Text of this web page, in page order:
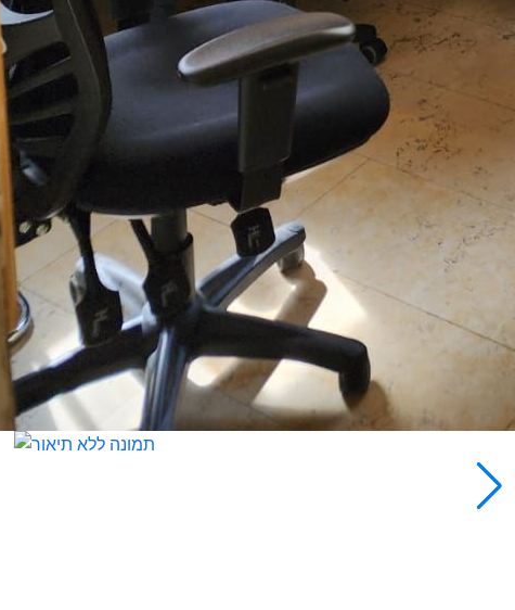
073-7597880
השאירו פרטים חייג עכשיו